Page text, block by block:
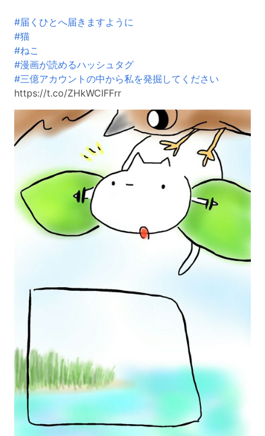
#届くひとへ届きますように
#猫
#ねこ
#漫画が読めるハッシュタグ
#三億アカウントの中から私を発掘してください
https://t.co/ZHkWCIFFrr